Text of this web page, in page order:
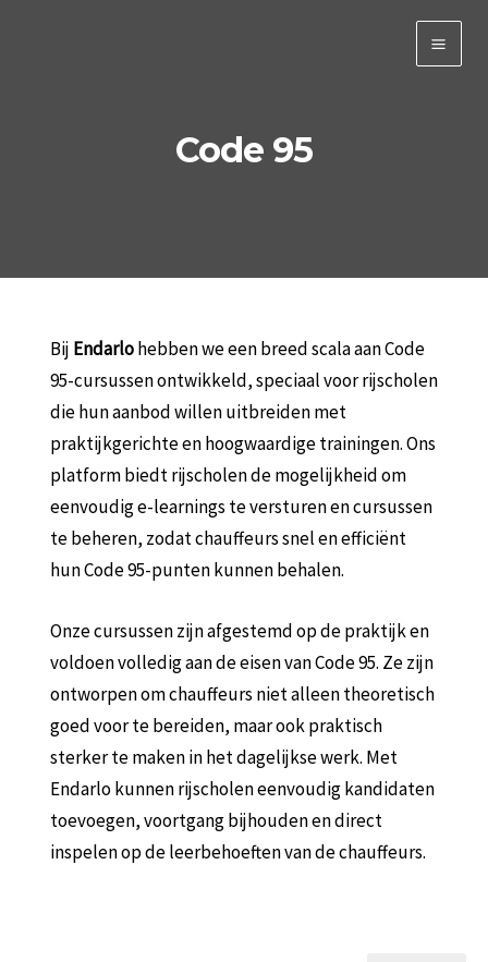
Main
Code 95
Bij Endarlohebben we een breed scala aan Code
95-cursussen ontwikkeld, speciaal voor rijscholen
die hun aanbod willen uitbreiden met
praktijkgerichte en hoogwaardige trainingen. Ons
platform biedt rijscholen de mogelijkheid om
eenvoudig e-learnings te versturen en cursussen
te beheren, zodat chauffeurs snel en efficiënt
hun Code 95-punten kunnen behalen.
Onze cursussen zijn afgestemd op de praktijk en
voldoen volledig aan de eisen van Code 95. Ze zijn
ontworpen om chauffeurs niet alleen theoretisch
goed voor te bereiden, maar ook praktisch
sterker te maken in het dagelijkse werk. Met
Endarlo kunnen rijscholen eenvoudig kandidaten
toevoegen, voortgang bijhouden en direct
inspelen op de leerbehoeften van de chauffeurs.